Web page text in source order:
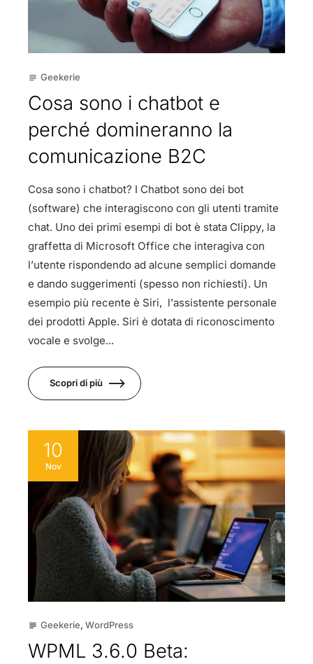
subject Geekerie
Cosa sono i chatbot e
perché domineranno la
comunicazione B2C
Cosa sono i chatbot? I Chatbot sono dei bot
(software) che interagiscono con gli utenti tramite
chat. Uno dei primi esempi di bot è stata Clippy, la
graffetta di Microsoft Office che interagiva con
l’utente rispondendo ad alcune semplici domande
e dando suggerimenti (spesso non richiesti). Un
esempio più recente è Siri, l’assistente personale
dei prodotti Apple. Siri è dotata di riconoscimento
vocale e svolge...
Scopri di più
10
Nov
subject Geekerie, WordPress
WPML 3.6.0 Beta: